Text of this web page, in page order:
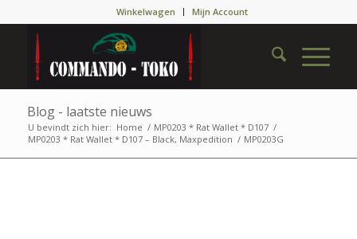
Winkelwagen Mijn Account
Blog - laatste nieuws
U bevindt zich hier: Home / MP0203 * Rat Wallet * D107 /
MP0203 * Rat Wallet * D107 – Black, Maxpedition / MP0203G